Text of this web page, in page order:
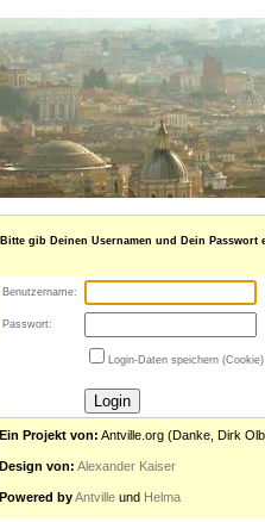
Bitte gib Deinen Usernamen und Dein Passwort
Benutzername:
Passwort:
Login-Daten speichern (Cookie)
Ein Projekt von: Antville.org (Danke, Dirk
Design von: Alexander Kaiser
Powered byAntville und Helma